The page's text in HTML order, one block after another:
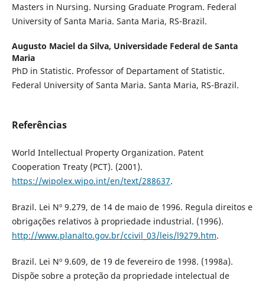
Masters in Nursing. Nursing Graduate Program. Federal
University of Santa Maria. Santa Maria, RS-Brazil.
Augusto Maciel da Silva, Universidade Federal de Santa
Maria
PhD in Statistic. Professor of Departament of Statistic.
Federal University of Santa Maria. Santa Maria, RS-Brazil.
Referências
World Intellectual Property Organization. Patent
Cooperation Treaty (PCT). (2001).
https://wipolex.wipo.int/en/text/288637.
Brazil. Lei Nº 9.279, de 14 de maio de 1996. Regula direitos e
obrigações relativos à propriedade industrial. (1996).
http://www.planalto.gov.br/ccivil_03/leis/l9279.htm.
Brazil. Lei Nº 9.609, de 19 de fevereiro de 1998. (1998a).
Dispõe sobre a proteção da propriedade intelectual de